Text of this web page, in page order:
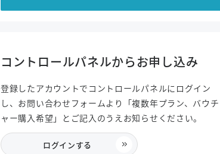
コントロールパネルからお申し込み
登録したアカウントでコントロールパネルにログイン
し、お問い合わせフォームより「複数年プラン、バウチ
ャー購入希望」とご記入のうえお知らせください。
ログインする